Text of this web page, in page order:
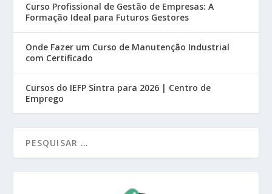
Curso Profissional de Gestão de Empresas: A
Formação Ideal para Futuros Gestores
Onde Fazer um Curso de Manutenção Industrial
com Certificado
Cursos do IEFP Sintra para 2026 | Centro de
Emprego